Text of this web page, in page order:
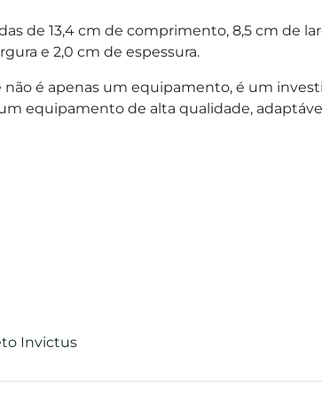
de 13,4 cm de comprimento, 8,5 cm de
e 2,0 cm de espessura.
não é apenas um equipamento, é um
equipamento de alta qualidade,
Invictus